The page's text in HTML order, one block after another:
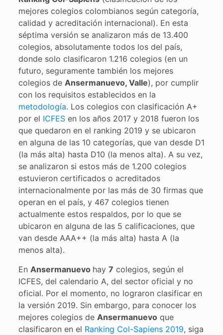
mejores colegios colombianos según categoría,
calidad y acreditación internacional). En esta
séptima versión se analizaron más de 13.400
colegios, absolutamente todos los del país,
donde solo clasificaron 1.216 colegios (en un
futuro, seguramente también los mejores
colegios de Ansermanuevo, Valle), por cumplir
con los requisitos establecidos en la
metodología. Los colegios con clasificación A+
por el ICFESen los años 2017 y 2018 fueron los
que quedaron en el ranking 2019 y se ubicaron
en alguna de las 10 categorías, que van desde D1
(la más alta) hasta D10 (la menos alta). A su vez,
se analizaron si estos más de 1.200 colegios
estuvieron certificados o acreditados
internacionalmente por las más de 30 firmas que
operan en el país, y 467 colegios tienen
actualmente estos respaldos, por lo que se
ubicaron en alguna de las 5 calificaciones, que
van desde AAA++ (la más alta) hasta A (la
menos alta).
En Ansermanuevo hay 7 colegios, según el
ICFES, del calendario A, del sector oficial y no
oficial. Por el momento, no lograron clasificar en
la versión 2019. Sin embargo, para conocer los
mejores colegios de Ansermanuevoque
clasificaron en el Ranking Col-Sapiens 2019, siga